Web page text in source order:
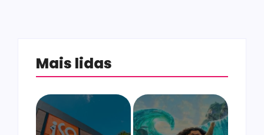
Mais lidas